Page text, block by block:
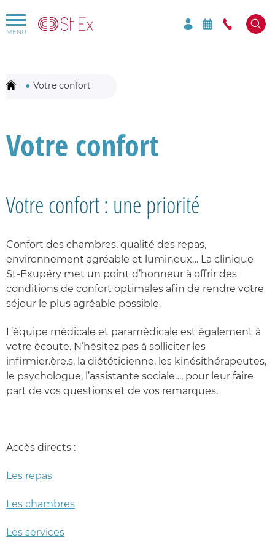
Votre confort
Votre confort
Votre confort : une priorité
Confort des chambres, qualité des repas,
environnement agréable et lumineux… La clinique
St-Exupéry met un point d’honneur à offrir des
conditions de confort optimales afin de rendre votre
séjour le plus agréable possible.
L’équipe médicale et paramédicale est également à
votre écoute. N’hésitez pas à solliciter les
infirmier.ère.s, la diététicienne, les kinésithérapeutes,
le psychologue, l’assistante sociale…, pour leur faire
part de vos questions et de vos remarques.
Accès directs :
Les repas
Les chambres
Les services